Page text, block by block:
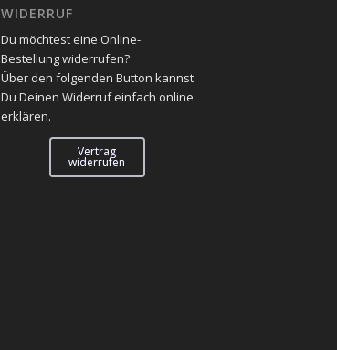
WIDERRUF
Du möchtest eine Online-
Bestellung widerrufen?
Über den folgenden Button kannst
Du Deinen Widerruf einfach online
erklären.
Vertrag
widerrufen